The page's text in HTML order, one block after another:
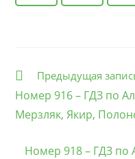
Еще
Предыдущая
Номер 916 – ГДЗ по
Мерзляк, Якир,
Номер 918 – ГДЗ по